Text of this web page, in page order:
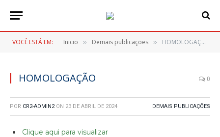
VOCÊ ESTÁ EM: Inicio » Demais publicações » HOMOLOGAÇÃO
HOMOLOGAÇÃO 0
POR CR2-ADMIN2 ON 23 DE ABRIL DE 2024 DEMAIS PUBLICAÇÕES
Clique aqui para visualizar